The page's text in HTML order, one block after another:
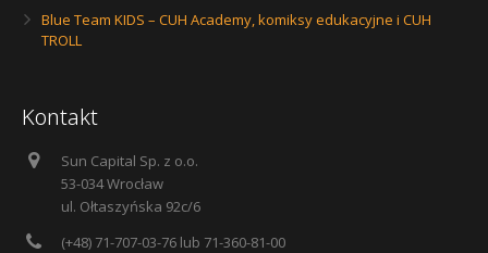
Blue Team KIDS – CUH Academy, komiksy edukacyjne i CUH
TROLL
Kontakt
Sun Capital Sp. z o.o.
53-034 Wrocław
ul. Ołtaszyńska 92c/6
(+48) 71-707-03-76 lub 71-360-81-00